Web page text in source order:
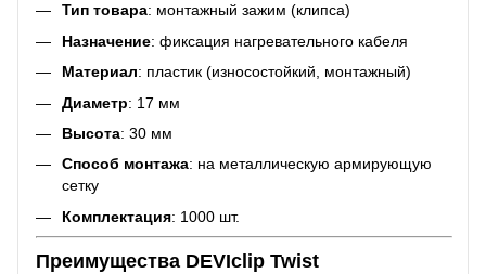
Тип товара: монтажный зажим (клипса)
Назначение: фиксация нагревательного кабеля
Материал: пластик (износостойкий, монтажный)
Диаметр: 17 мм
Высота: 30 мм
Способ монтажа: на металлическую армирующую
сетку
Комплектация: 1000 шт.
Преимущества DEVIclip Twist